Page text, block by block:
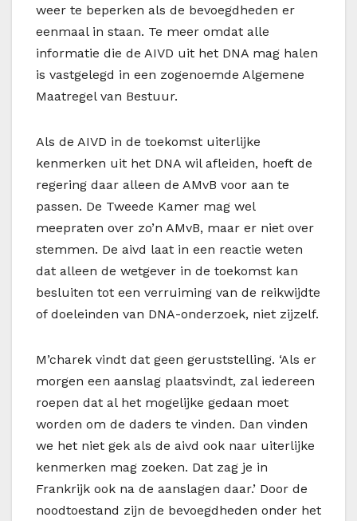
weer te beperken als de bevoegdheden er
eenmaal in staan. Te meer omdat alle
informatie die de AIVD uit het DNA mag halen
is vastgelegd in een zogenoemde Algemene
Maatregel van Bestuur.
Als de AIVD in de toekomst uiterlijke
kenmerken uit het DNA wil afleiden, hoeft de
regering daar alleen de AMvB voor aan te
passen. De Tweede Kamer mag wel
meepraten over zo’n AMvB, maar er niet over
stemmen. De aivd laat in een reactie weten
dat alleen de wetgever in de toekomst kan
besluiten tot een verruiming van de reikwijdte
of doeleinden van DNA-onderzoek, niet zijzelf.
M’charek vindt dat geen geruststelling. ‘Als er
morgen een aanslag plaatsvindt, zal iedereen
roepen dat al het mogelijke gedaan moet
worden om de daders te vinden. Dan vinden
we het niet gek als de aivd ook naar uiterlijke
kenmerken mag zoeken. Dat zag je in
Frankrijk ook na de aanslagen daar.’ Door de
noodtoestand zijn de bevoegdheden onder het